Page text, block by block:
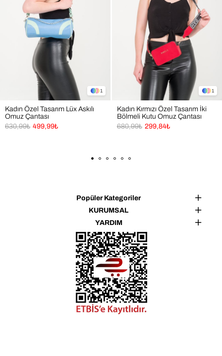
Yükseklik:
16 cm
Derinlik : 9 cm
🎯 Kimler İçin İdeal?
Günlük şıklığı seven ve rahat tarzı benimseyenler
Ofis, toplantı, seyahat ve günlük kullanım arasında
kolayca geçiş yapmak isteyenler
Zamansız tasarımları seven kullanıcılar
Dayanıklı ve uzun ömürlü çanta tercih edenler
Minimal, formunu koruyan ve kullanışlı çanta
sevenler
Not: Işık ve ekran ayarlarına bağlı olarak ürün renginde ±1
ton farklılık görülebilir.
Tasarım ve üretim BAHELS markasına aittir.
1
Kadın Özel Tasarım Lüx Askılı
Omuz Çantası
499,99₺
630,99₺
1
Kadın Kırmızı Özel Tasarım İki
Bölmeli Kutu Omuz Çantası
299,84₺
680,99₺
Popüler Kategoriler
KURUMSAL
YARDIM